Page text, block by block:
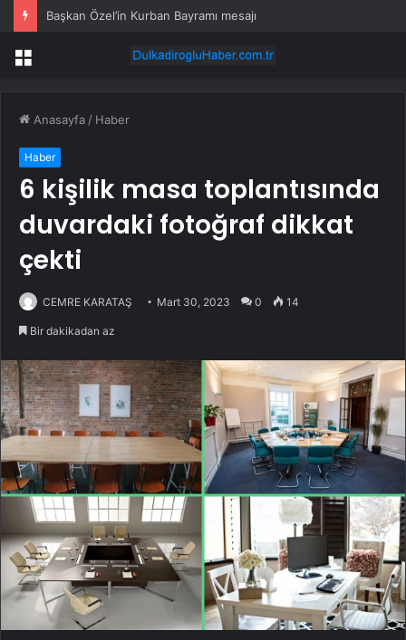
Başkan Özel’in Kurban Bayramı mesajı
Menü
Anasayfa / Haber
Haber
6 kişilik masa toplantısında
duvardaki fotoğraf dikkat
çekti
CEMRE KARATAŞ Mart 30, 2023 0 14
Bir dakikadan az